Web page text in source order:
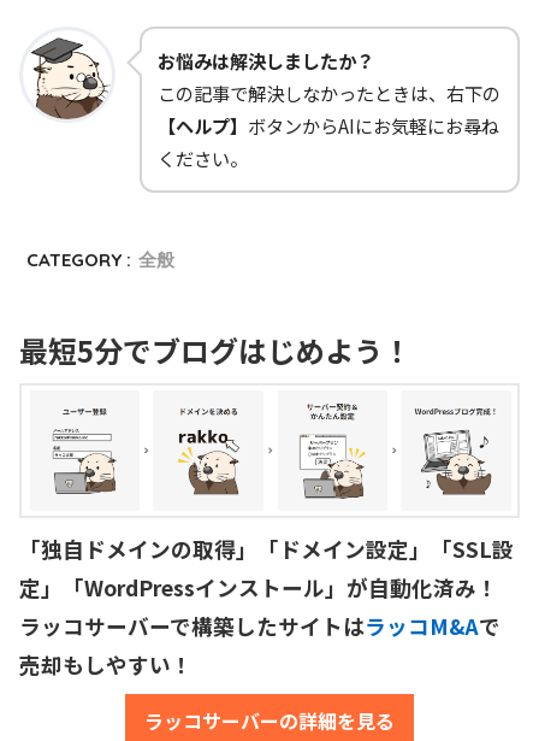
お悩みは解決しましたか？
この記事で解決しなかったときは、右下の
【ヘルプ】 ボタンからAIにお気軽にお尋ね
ください。
CATEGORY : 全般
最短5分でブログはじめよう！
「独自ドメインの取得」「ドメイン設定」「SSL設
定」「WordPressインストール」が自動化済み！
ラッコサーバーで構築したサイトはラッコM&Aで
売却もしやすい！
ラッコサーバーの詳細を見る